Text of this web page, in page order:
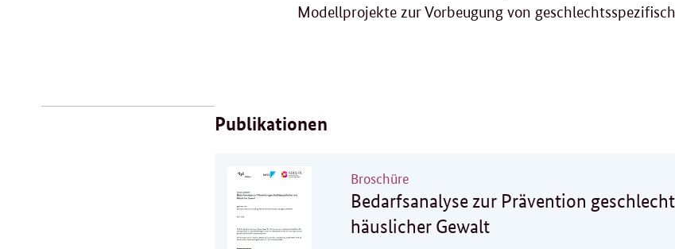
Modellprojekte zur Vorbeugung von
Publikationen
Broschüre
Bedarfsanalyse zur Prävention
häuslicher Gewalt